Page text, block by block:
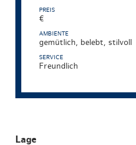
PREIS
€
AMBIENTE
gemütlich, belebt, stilvoll
SERVICE
Freundlich
Lage